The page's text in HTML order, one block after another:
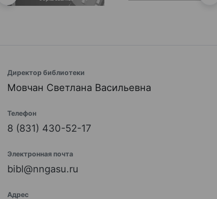
Директор библиотеки
Мовчан Светлана Васильевна
Телефон
8 (831) 430-52-17
Электронная почта
bibl@nngasu.ru
Адрес